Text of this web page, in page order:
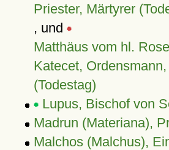
Priester, Märtyrer
, und
Matthäus vom hl.
Katecet,
(Todestag)
Lupus, Bischof von
Madrun (Materiana),
Malchos (Malchus),